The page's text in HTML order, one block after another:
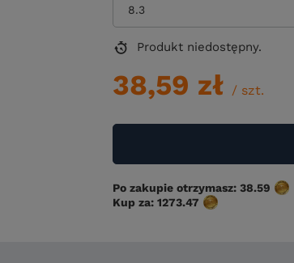
8.3
Produkt niedostępny
38,59 zł / szt.
Po zakupie otrzymasz: 38.59
Kup za: 1273.47